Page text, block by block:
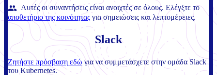
Αυτές οι συναντήσεις είναι ανοιχτές σε όλους. Ελέγξτε το
αποθετήριο της κοινότητας για σημειώσεις και λεπτομέρειες.
Slack
Ζητήστε πρόσβαση εδώ για να συμμετάσχετε στην ομάδα Slack
του Kubernetes.